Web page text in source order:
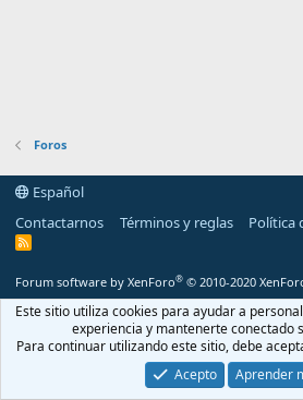
Foros
Español
Contactarnos
Términos y reglas Política
R
Forum software by XenForo® © 2010-2020
Este sitio utiliza cookies para ayudar a
experiencia y mantenerte conectado
Para continuar utilizando este sitio, debe
Acepto
Aprender